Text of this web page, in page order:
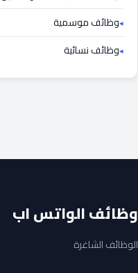
وظائف موسمية
وظائف نسائية
وظائف الواتس اب
الوظائف الشاغرة